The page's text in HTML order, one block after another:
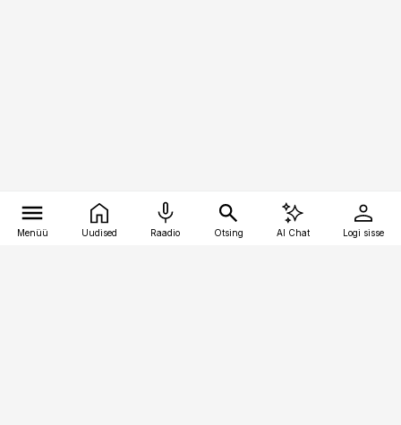
Menüü Uudised Raadio Otsing AI Chat Logi sisse